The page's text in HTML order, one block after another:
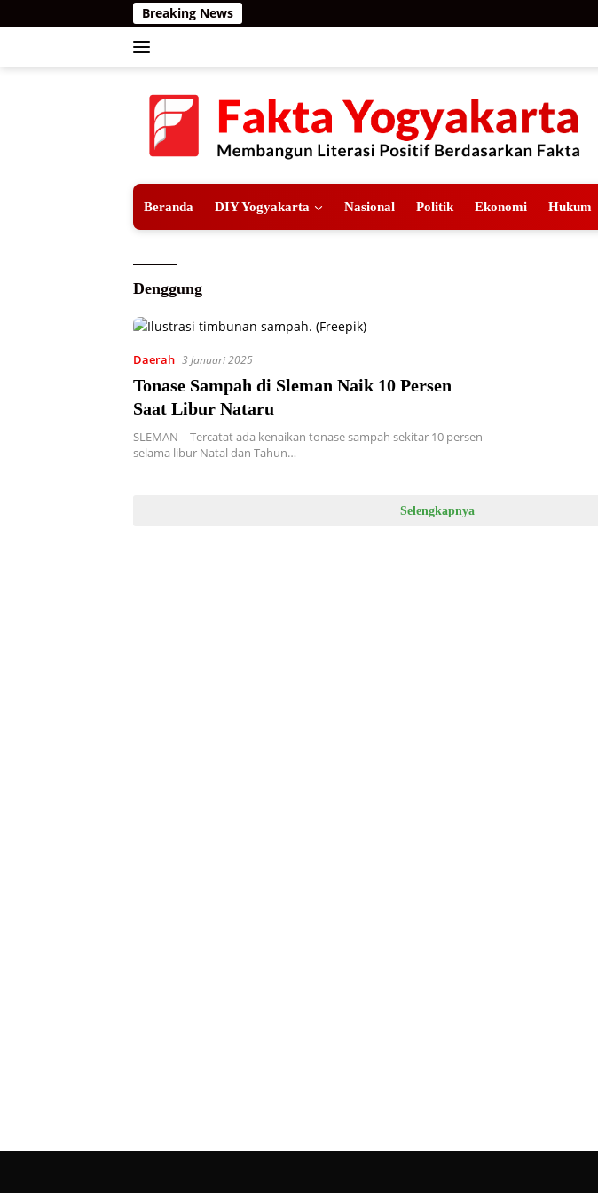
ke
Breaking News
Beranda DIY Yogyakarta Nasional Politik Ekonomi Hukum
Denggung
Daerah 3 Januari 2025
Tonase Sampah di Sleman Naik 10 Persen
Saat Libur Nataru
SLEMAN – Tercatat ada kenaikan tonase sampah sekitar 10 persen
selama libur Natal dan Tahun…
Selengkapnya